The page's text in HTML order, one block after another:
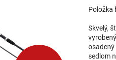
Položka
Skvelý,
osadený
sedlom